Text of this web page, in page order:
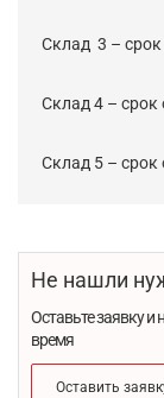
Cклад 3 – срок
Склад 4 – срок
Склад 5 – срок
Не нашли
Оставьте заявку
время
Оставить